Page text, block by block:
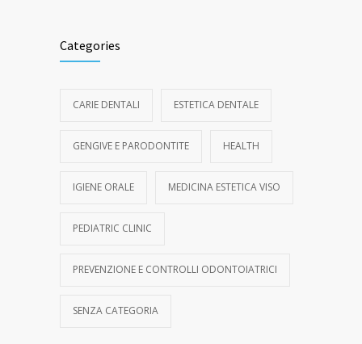
Categories
CARIE DENTALI ESTETICA DENTALE
GENGIVE E PARODONTITE HEALTH
IGIENE ORALE MEDICINA ESTETICA VISO
PEDIATRIC CLINIC
PREVENZIONE E CONTROLLI ODONTOIATRICI
SENZA CATEGORIA